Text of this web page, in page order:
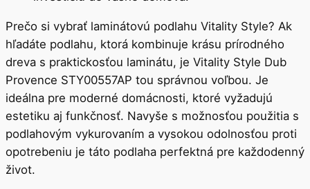
Prečo si vybrať laminátovú podlahu Vitality Style? Ak
hľadáte podlahu, ktorá kombinuje krásu prírodného
dreva s praktickosťou laminátu, je Vitality Style Dub
Provence STY00557AP tou správnou voľbou. Je
ideálna pre moderné domácnosti, ktoré vyžadujú
estetiku aj funkčnosť. Navyše s možnosťou použitia s
podlahovým vykurovaním a vysokou odolnosťou proti
opotrebeniu je táto podlaha perfektná pre každodenný
život.